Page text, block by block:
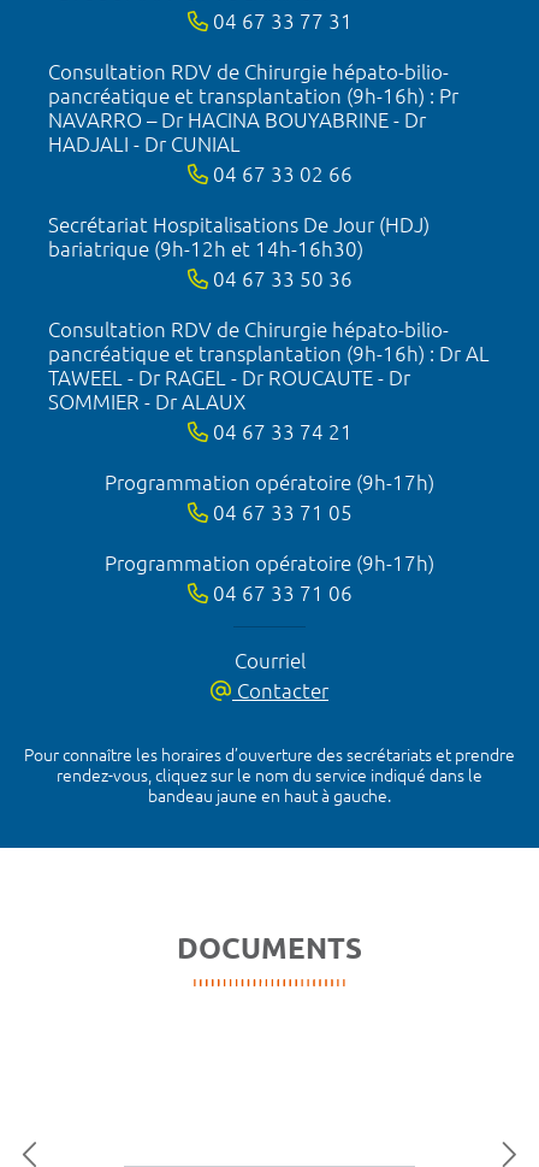
04 67 33 77 31
Consultation RDV de Chirurgie hépato-bilio-
pancréatique et transplantation (9h-16h) : Pr
NAVARRO – Dr HACINA BOUYABRINE - Dr
HADJALI - Dr CUNIAL
04 67 33 02 66
Secrétariat Hospitalisations De Jour (HDJ)
bariatrique (9h-12h et 14h-16h30)
04 67 33 50 36
Consultation RDV de Chirurgie hépato-bilio-
pancréatique et transplantation (9h-16h) : Dr AL
TAWEEL - Dr RAGEL - Dr ROUCAUTE - Dr
SOMMIER - Dr ALAUX
04 67 33 74 21
Programmation opératoire (9h-17h)
04 67 33 71 05
Programmation opératoire (9h-17h)
04 67 33 71 06
Courriel
Contacter
Pour connaître les horaires d’ouverture des secrétariats et prendre
rendez-vous, cliquez sur le nom du service indiqué dans le
bandeau jaune en haut à gauche.
DOCUMENTS